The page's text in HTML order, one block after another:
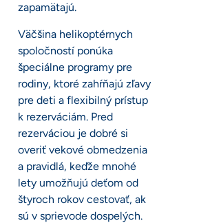
zapamätajú.
Väčšina helikoptérnych
spoločností ponúka
špeciálne programy pre
rodiny, ktoré zahŕňajú zľavy
pre deti a flexibilný prístup
k rezerváciám. Pred
rezerváciou je dobré si
overiť vekové obmedzenia
a pravidlá, keďže mnohé
lety umožňujú deťom od
štyroch rokov cestovať, ak
sú v sprievode dospelých.